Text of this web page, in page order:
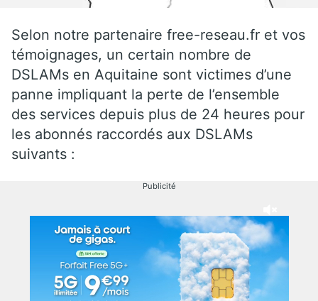
Selon notre partenaire free-reseau.fr et vos
témoignages, un certain nombre de
DSLAMs en Aquitaine sont victimes d’une
panne impliquant la perte de l’ensemble
des services depuis plus de 24 heures pour
les abonnés raccordés aux DSLAMs
suivants :
Publicité